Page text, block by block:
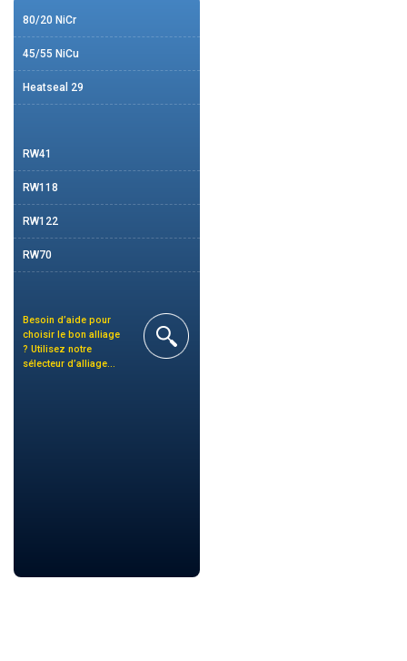
80/20 NiCr
45/55 NiCu
Heatseal 29
RW41
RW118
RW122
RW70
Besoin d’aide pour
choisir le bon alliage
?Utilisez notre
sélecteur d’alliage...